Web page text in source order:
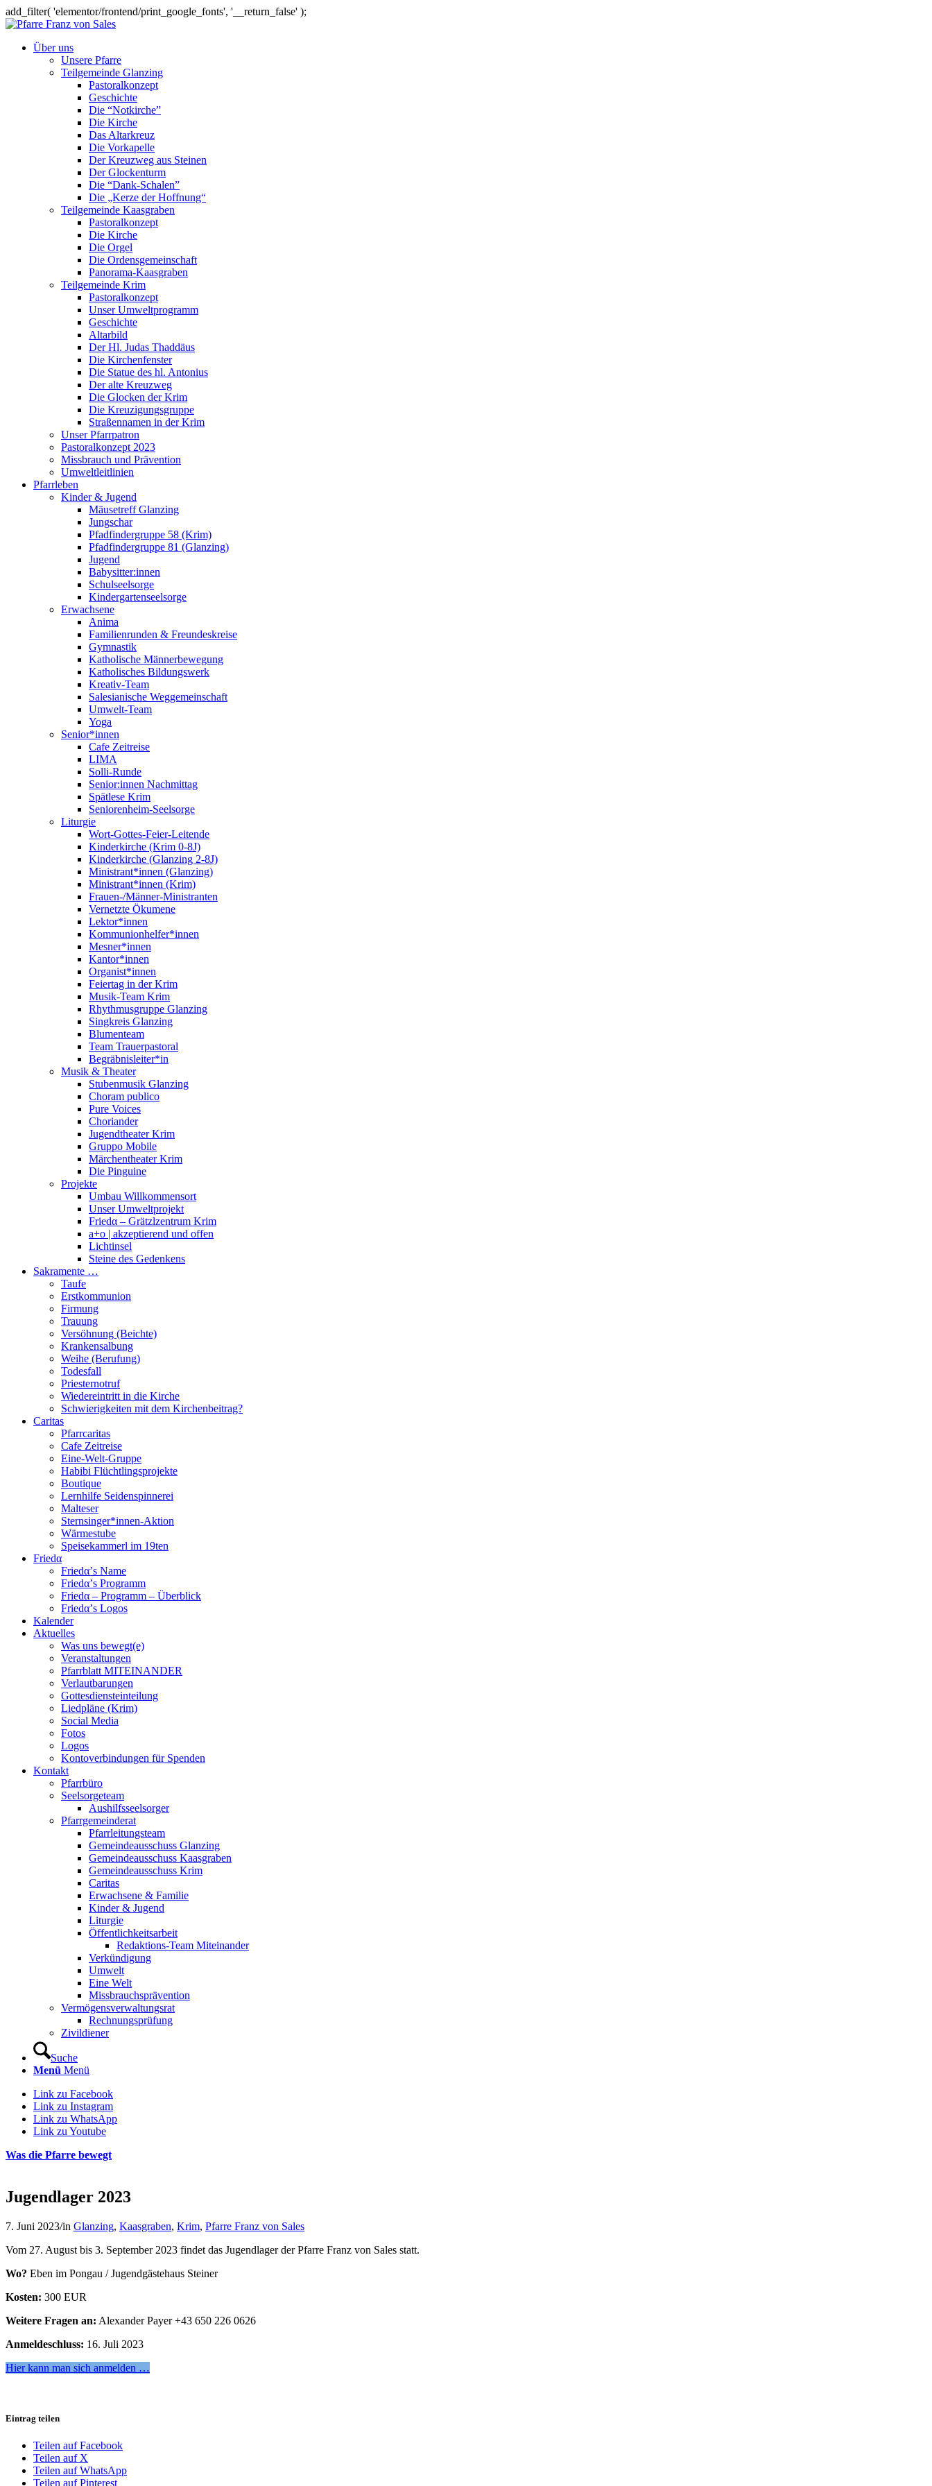
add_filter( 'elementor/frontend/print_google_fonts', '__return_false' );
Über uns
Unsere Pfarre
Teilgemeinde Glanzing
Pastoralkonzept
Geschichte
Die “Notkirche”
Die Kirche
Das Altarkreuz
Die Vorkapelle
Der Kreuzweg aus Steinen
Der Glockenturm
Die “Dank-Schalen”
Die „Kerze der Hoffnung“
Teilgemeinde Kaasgraben
Pastoralkonzept
Die Kirche
Die Orgel
Die Ordensgemeinschaft
Panorama-Kaasgraben
Teilgemeinde Krim
Pastoralkonzept
Unser Umweltprogramm
Geschichte
Altarbild
Der Hl. Judas Thaddäus
Die Kirchenfenster
Die Statue des hl. Antonius
Der alte Kreuzweg
Die Glocken der Krim
Die Kreuzigungsgruppe
Straßennamen in der Krim
Unser Pfarrpatron
Pastoralkonzept 2023
Missbrauch und Prävention
Umweltleitlinien
Pfarrleben
Kinder & Jugend
Mäusetreff Glanzing
Jungschar
Pfadfindergruppe 58 (Krim)
Pfadfindergruppe 81 (Glanzing)
Jugend
Babysitter:innen
Schulseelsorge
Kindergartenseelsorge
Erwachsene
Anima
Familienrunden & Freundeskreise
Gymnastik
Katholische Männerbewegung
Katholisches Bildungswerk
Kreativ-Team
Salesianische Weggemeinschaft
Umwelt-Team
Yoga
Senior*innen
Cafe Zeitreise
LIMA
Solli-Runde
Senior:innen Nachmittag
Spätlese Krim
Seniorenheim-Seelsorge
Liturgie
Wort-Gottes-Feier-Leitende
Kinderkirche (Krim 0-8J)
Kinderkirche (Glanzing 2-8J)
Ministrant*innen (Glanzing)
Ministrant*innen (Krim)
Frauen-/Männer-Ministranten
Vernetzte Ökumene
Lektor*innen
Kommunionhelfer*innen
Mesner*innen
Kantor*innen
Organist*innen
Feiertag in der Krim
Musik-Team Krim
Rhythmusgruppe Glanzing
Singkreis Glanzing
Blumenteam
Team Trauerpastoral
Begräbnisleiter*in
Musik & Theater
Stubenmusik Glanzing
Choram publico
Pure Voices
Choriander
Jugendtheater Krim
Gruppo Mobile
Märchentheater Krim
Die Pinguine
Projekte
Umbau Willkommensort
Unser Umweltprojekt
Friedα – Grätzlzentrum Krim
a+o | akzeptierend und offen
Lichtinsel
Steine des Gedenkens
Sakramente …
Taufe
Erstkommunion
Firmung
Trauung
Versöhnung (Beichte)
Krankensalbung
Weihe (Berufung)
Todesfall
Priesternotruf
Wiedereintritt in die Kirche
Schwierigkeiten mit dem Kirchenbeitrag?
Caritas
Pfarrcaritas
Cafe Zeitreise
Eine-Welt-Gruppe
Habibi Flüchtlingsprojekte
Boutique
Lernhilfe Seidenspinnerei
Malteser
Sternsinger*innen-Aktion
Wärmestube
Speisekammerl im 19ten
Friedα
Friedα’s Name
Friedα’s Programm
Friedα – Programm – Überblick
Friedα’s Logos
Kalender
Aktuelles
Was uns bewegt(e)
Veranstaltungen
Pfarrblatt MITEINANDER
Verlautbarungen
Gottesdiensteinteilung
Liedpläne (Krim)
Social Media
Fotos
Logos
Kontoverbindungen für Spenden
Kontakt
Pfarrbüro
Seelsorgeteam
Aushilfsseelsorger
Pfarrgemeinderat
Pfarrleitungsteam
Gemeindeausschuss Glanzing
Gemeindeausschuss Kaasgraben
Gemeindeausschuss Krim
Caritas
Erwachsene & Familie
Kinder & Jugend
Liturgie
Öffentlichkeitsarbeit
Redaktions-Team Miteinander
Verkündigung
Umwelt
Eine Welt
Missbrauchsprävention
Vermögensverwaltungsrat
Rechnungsprüfung
Zivildiener
Suche
Menü Menü
Link zu Facebook
Link zu Instagram
Link zu WhatsApp
Link zu Youtube
Was die Pfarre bewegt
Jugendlager 2023
7. Juni 2023/in Glanzing, Kaasgraben, Krim, Pfarre Franz von Sales
Vom 27. August bis 3. September 2023 findet das Jugendlager der Pfarre Franz von Sales statt.
Wo? Eben im Pongau / Jugendgästehaus Steiner
Kosten: 300 EUR
Weitere Fragen an: Alexander Payer +43 650 226 0626
Anmeldeschluss: 16. Juli 2023
Hier kann man sich anmelden …
Eintrag teilen
Teilen auf Facebook
Teilen auf X
Teilen auf WhatsApp
Teilen auf Pinterest